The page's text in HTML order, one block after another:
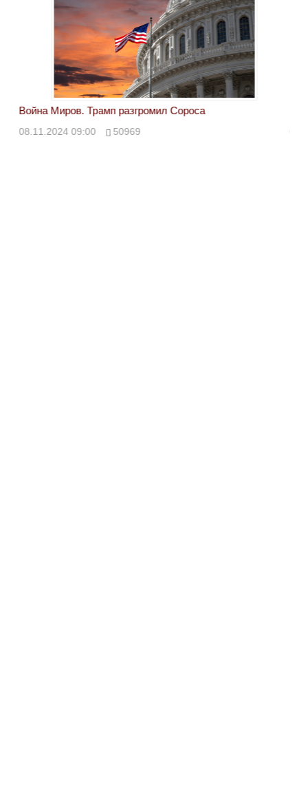
Война Миров. Трамп разгромил Сороса
08.11.2024 09:00 50969